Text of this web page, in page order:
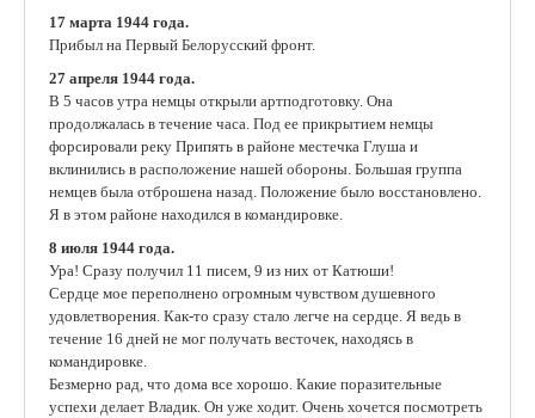
17 марта 1944 года.
Прибыл на Первый Белорусский фронт.
27 апреля 1944 года.
В 5 часов утра немцы открыли артподготовку. Она
продолжалась в течение часа. Под ее прикрытием немцы
форсировали реку Припять в районе местечка Глуша и
вклинились в расположение нашей обороны. Большая группа
немцев была отброшена назад. Положение было восстановлено.
Я в этом районе находился в командировке.
8 июля 1944 года.
Ура! Сразу получил 11 писем, 9 из них от Катюши!
Сердце мое переполнено огромным чувством душевного
удовлетворения. Как-то сразу стало легче на сердце. Я ведь в
течение 16 дней не мог получать весточек, находясь в
командировке.
Безмерно рад, что дома все хорошо. Какие поразительные
успехи делает Владик. Он уже ходит. Очень хочется посмотреть